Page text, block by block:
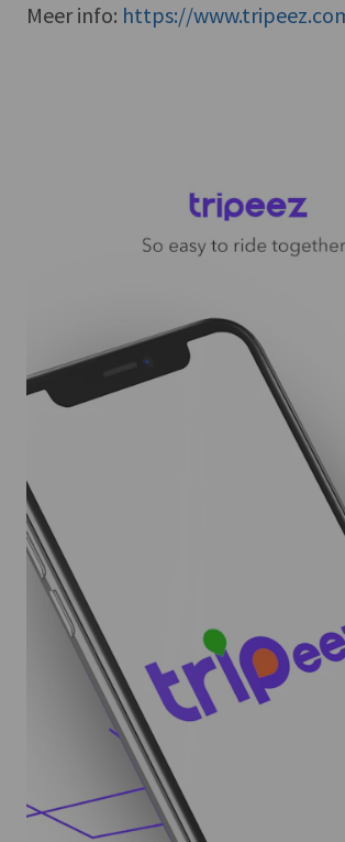
Meer info: https://